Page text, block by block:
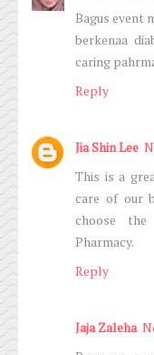
Bagus event
berkenaa
caring
Reply
Jia Shin Lee
This is a
care of our
choose
Pharmacy.
Reply
Jaja Zaleha